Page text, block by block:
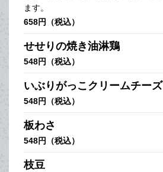
ます。
658円（税込）
せせりの焼き油淋鶏
548円（税込）
いぶりがっこクリームチーズ
548円（税込）
板わさ
548円（税込）
枝豆